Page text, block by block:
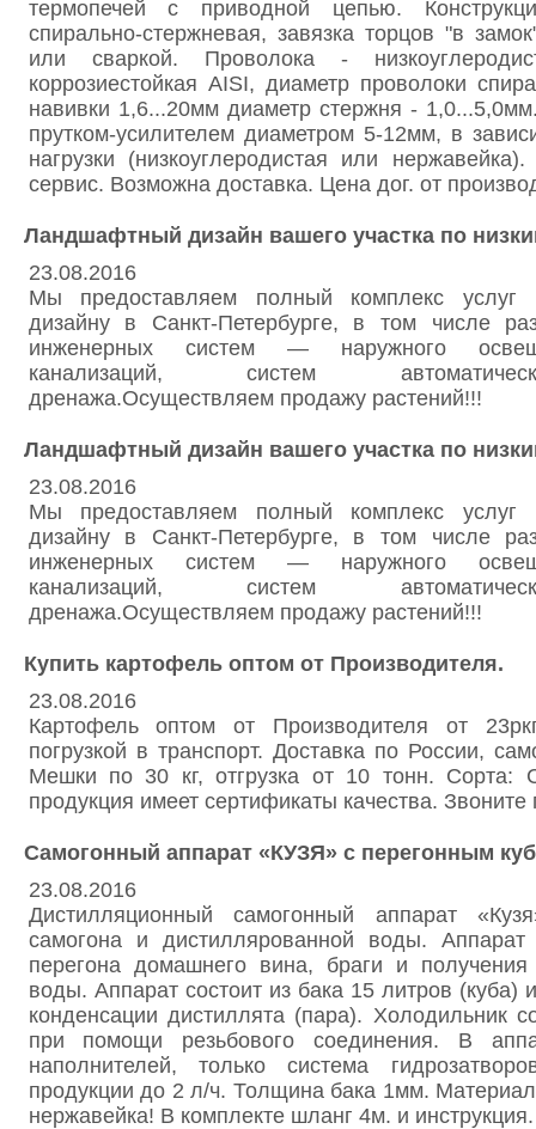
термопечей с приводной цепью.
спирально-стержневая, завязка торцов "в
или сваркой. Проволока -
коррозиестойкая AISI, диаметр проволоки
навивки 1,6...20мм диаметр стержня -
прутком-усилителем диаметром 5-12мм, в
нагрузки (низкоуглеродистая или
сервис. Возможна доставка. Цена дог. от
Ландшафтный дизайн вашего участка по
23.08.2016
Мы предоставляем полный комплекс услуг
дизайну в Санкт-Петербурге, в том числе
инженерных систем — наружного
канализаций, систем
дренажа.Осуществляем продажу растений!!!
Ландшафтный дизайн вашего участка по
23.08.2016
Мы предоставляем полный комплекс услуг
дизайну в Санкт-Петербурге, в том числе
инженерных систем — наружного
канализаций, систем
дренажа.Осуществляем продажу растений!!!
Купить картофель оптом от Производителя.
23.08.2016
Картофель оптом от Производителя от
погрузкой в транспорт. Доставка по России,
Мешки по 30 кг, отгрузка от 10 тонн. Сорта:
продукция имеет сертификаты качества. Звоните
Самогонный аппарат «КУЗЯ» с перегонным
23.08.2016
Дистилляционный самогонный аппарат
самогона и дистиллярованной воды. Аппарат
перегона домашнего вина, браги и получения
воды. Аппарат состоит из бака 15 литров (куба)
конденсации дистиллята (пара). Холодильник
при помощи резьбового соединения. В
наполнителей, только система
продукции до 2 л/ч. Толщина бака 1мм.
нержавейка! В комплекте шланг 4м. и инструкция.